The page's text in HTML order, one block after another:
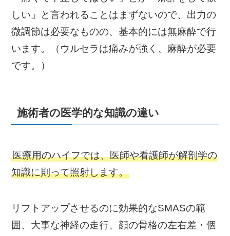
しい」と言われることはまずないので、出力の
微調節は必要なものの、基本的には無麻酔で行
います。（ウルセラは痛みが強く、麻酔が必要
です。）
施術者の医学的な知識の違い
医療用のハイフでは、医師や看護師が解剖学の
知識に則って照射します。
リフトアップさせるのに効果的なSMASの範
囲、大事な神経の走行、顔の骨格の左右差・個